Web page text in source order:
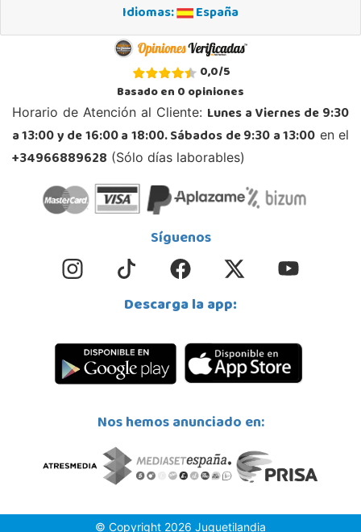
Idiomas:
España
0,0/5
Basado en0opiniones
Horario de Atención al Cliente: Lunes a Viernes de 9:30
a 13:00 y de 16:00 a 18:00. Sábados de 9:30 a 13:00 en el
+34966889628 (Sólo días laborables)
Síguenos
Descarga la app:
Nos hemos anunciado en:
© Copyright 2026 Juguetilandia